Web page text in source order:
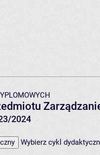
2024
Wybierz cykl